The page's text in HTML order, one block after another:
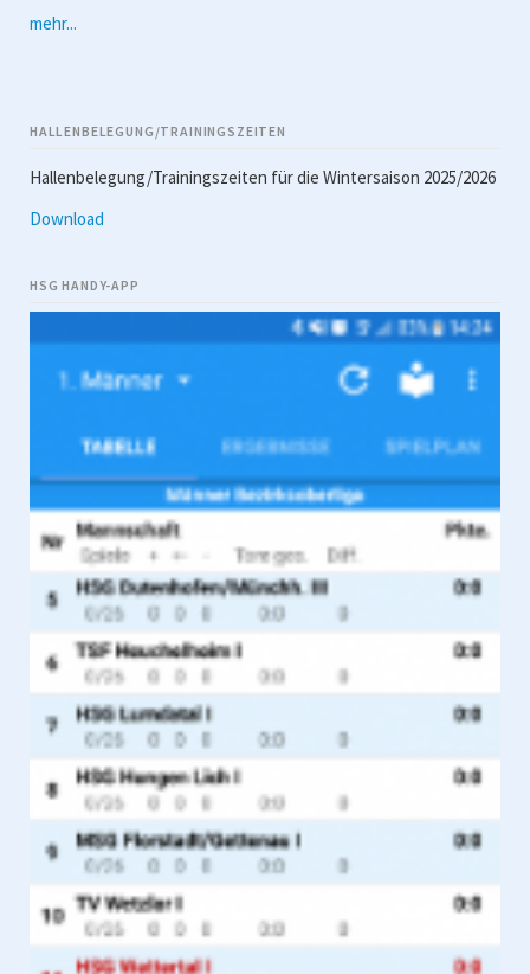
mehr...
HALLENBELEGUNG/TRAININGSZEITEN
Hallenbelegung/Trainingszeiten für die Wintersaison 2025/2026
Download
HSG HANDY-APP